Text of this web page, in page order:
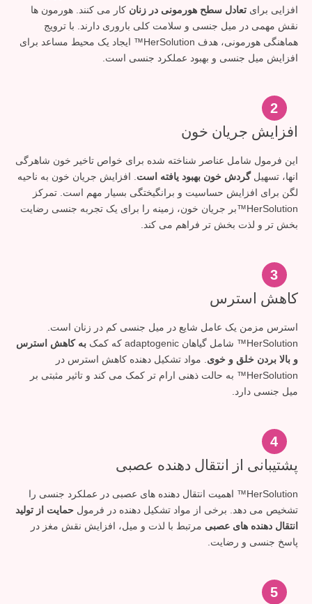
افزایی برای تعادل سطح هورمونی در زنان کار می کنند. هورمون ها
نقش مهمی در میل جنسی و سلامت کلی باروری دارند. با ترویج
هماهنگی هورمونی، هدف HerSolution™ ایجاد یک محیط مساعد برای
افزایش میل جنسی و بهبود عملکرد جنسی است.
2
افزایش جریان خون
این فرمول شامل عناصر شناخته شده برای خواص تاخیر خون شاهرگی
انها، تسهیلگردش خون بهبود یافته است . افزایش جریان خون به ناحیه
لگن برای افزایش حساسیت و برانگیختگی بسیار مهم است. تمرکز
HerSolution™بر جریان خون، زمینه را برای یک تجربه جنسی رضایت
بخش تر و لذت بخش تر فراهم می کند.
3
کاهش استرس
استرس مزمن یک عامل شایع در میل جنسی کم در زنان است.
HerSolution™ شامل گیاهان adaptogenic که کمک
به کاهش استرس
و بالا بردن خلق و خوی . مواد تشکیل دهنده کاهش استرس در
HerSolution™ به حالت ذهنی ارام تر کمک می کند و تاثیر مثبتی بر
میل جنسی دارد.
4
پشتیبانی از انتقال دهنده عصبی
HerSolution™ اهمیت انتقال دهنده های عصبی در عملکرد جنسی را
تشخیص می دهد. برخی از مواد تشکیل دهنده در فرمول حمایت از تولید
انتقال دهنده های عصبی مرتبط با لذت و میل، افزایش نقش مغز در
پاسخ جنسی و رضایت.
5